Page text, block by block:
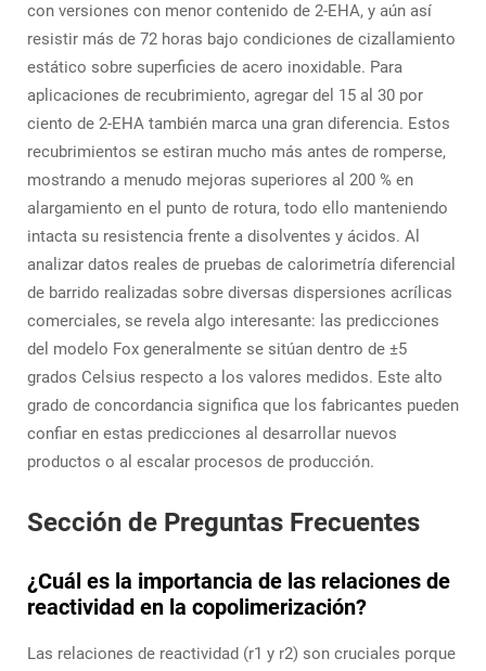
con versiones con menor contenido de 2-EHA, y aún así
resistir más de 72 horas bajo condiciones de cizallamiento
estático sobre superficies de acero inoxidable. Para
aplicaciones de recubrimiento, agregar del 15 al 30 por
ciento de 2-EHA también marca una gran diferencia. Estos
recubrimientos se estiran mucho más antes de romperse,
mostrando a menudo mejoras superiores al 200 % en
alargamiento en el punto de rotura, todo ello manteniendo
intacta su resistencia frente a disolventes y ácidos. Al
analizar datos reales de pruebas de calorimetría diferencial
de barrido realizadas sobre diversas dispersiones acrílicas
comerciales, se revela algo interesante: las predicciones
del modelo Fox generalmente se sitúan dentro de ±5
grados Celsius respecto a los valores medidos. Este alto
grado de concordancia significa que los fabricantes pueden
confiar en estas predicciones al desarrollar nuevos
productos o al escalar procesos de producción.
Sección de Preguntas Frecuentes
¿Cuál es la importancia de las relaciones de
reactividad en la copolimerización?
Las relaciones de reactividad (r1 y r2) son cruciales porque